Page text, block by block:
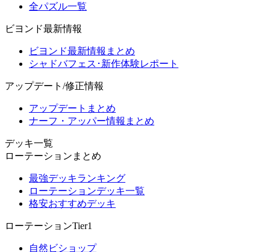
全パズル一覧
ビヨンド最新情報
ビヨンド最新情報まとめ
シャドバフェス･新作体験レポート
アップデート/修正情報
アップデートまとめ
ナーフ・アッパー情報まとめ
デッキ一覧
ローテーションまとめ
最強デッキランキング
ローテーションデッキ一覧
格安おすすめデッキ
ローテーションTier1
自然ビショップ